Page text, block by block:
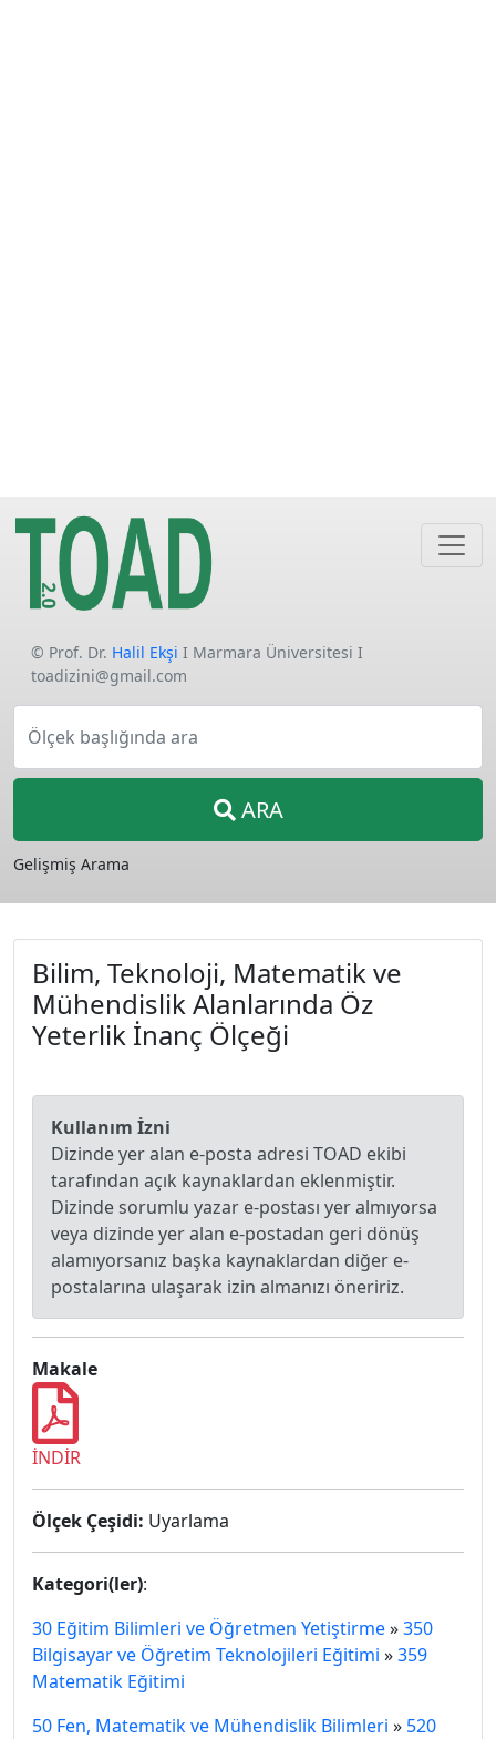
© Prof. Dr. Halil Ekşi I Marmara Üniversitesi I
toadizini@gmail.com
Ölçek başlığında ara
ARA
Gelişmiş Arama
Bilim, Teknoloji, Matematik ve
Mühendislik Alanlarında Öz
Yeterlik İnanç Ölçeği
Kullanım İzni
Dizinde yer alan e-posta adresi TOAD ekibi
tarafından açık kaynaklardan eklenmiştir.
Dizinde sorumlu yazar e-postası yer almıyorsa
veya dizinde yer alan e-postadan geri dönüş
alamıyorsanız başka kaynaklardan diğer e-
postalarına ulaşarak izin almanızı öneririz.
Makale
İNDİR
Ölçek Çeşidi: Uyarlama
Kategori(ler):
30 Eğitim Bilimleri ve Öğretmen Yetiştirme»350
Bilgisayar ve Öğretim Teknolojileri Eğitimi »359
Matematik Eğitimi
50 Fen, Matematik ve Mühendislik Bilimleri » 520